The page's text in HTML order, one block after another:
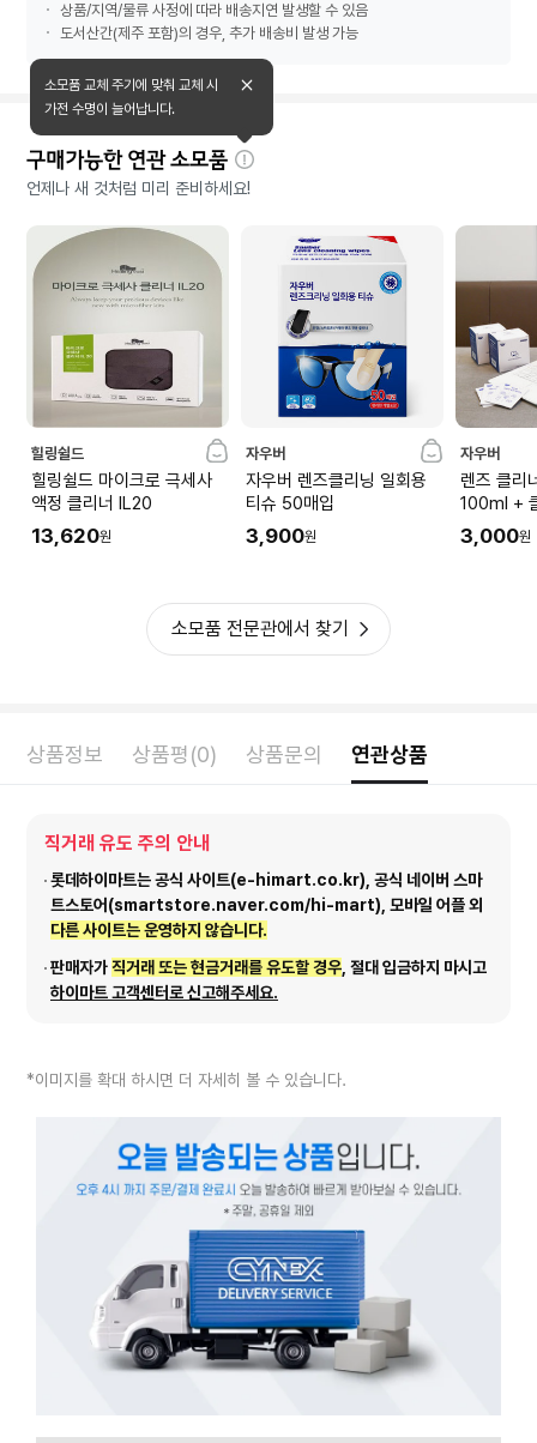
상품/지역/물류 사정에 따라 배송지연 발생할 수 있음
도서산간(제주 포함)의 경우, 추가 배송비 발생 가능
구매가능한 연관 소모품
자
세
소모품 교체 주기에 맞춰 교체 시
가전 수명이 늘어납니다.
언제나 새 것처럼 미리 준비하세요!
힐링쉴드
힐링쉴드 마이크로 극세사
액정 클리너 IL20
13,620원
자우버
자우버 렌즈클리닝 일회용
티슈 50매입
3,900원
자우버
렌즈 클리
100ml +
3,000원
소모품 전문관에서 찾기
상품정보 상품평(0) 상품문의 연관상품
직거래 유도 주의 안내
롯데하이마트는 공식 사이트(e-himart.co.kr), 공식 네이버 스마
트스토어(smartstore.naver.com/hi-mart), 모바일 어플 외
다른 사이트는 운영하지 않습니다.
판매자가직거래 또는 현금거래를 유도할 경우, 절대 입금하지 마시고
하이마트 고객센터로 신고해주세요.
*이미지를 확대 하시면 더 자세히 볼 수 있습니다.